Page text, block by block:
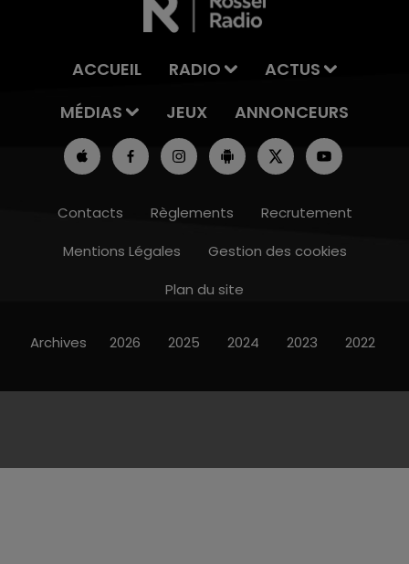
ACCUEIL RADIO
ACTUS
MÉDIAS
JEUX ANNONCEURS
Contacts Règlements
Recrutement
Mentions Légales
Gestion des cookies
Plan du site
Archives 2026 2025 2024 2023 2022